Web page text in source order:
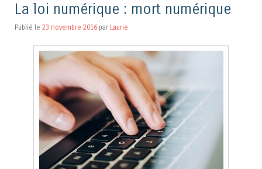
La loi numérique : mort numérique
Publié le 23 novembre 2016 par Laurie